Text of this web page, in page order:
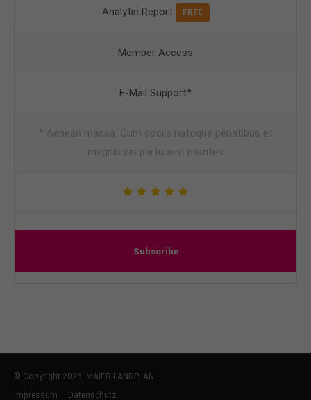
Analytic Report FREE
Member Access
E-Mail Support*
* Aenean massa. Cum sociis natoque penatibus et
magnis dis parturient montes
Subscribe
© Copyright 2026. MAIER LANDPLAN
Impressum
Datenschutz